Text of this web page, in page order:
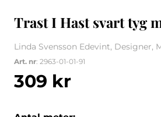
Trast I Hast svart tyg
Linda Svensson Edevint, Designer,
Art. nr: 2963-01-01-91
309 kr